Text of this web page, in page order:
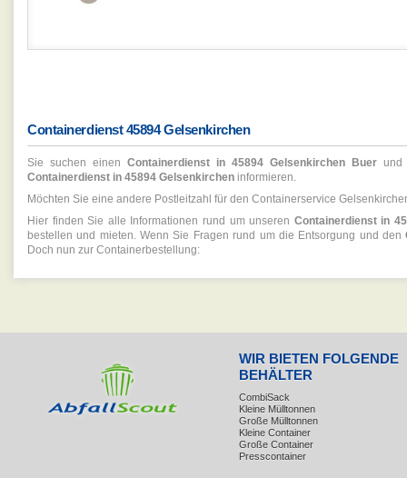
Containerdienst 45894 Gelsenkirchen
Sie suchen einen Containerdienst in 45894 Gelsenkirchen Buer und
Containerdienst in 45894 Gelsenkirchen informieren.
Möchten Sie eine andere Postleitzahl für den Containerservice
Hier finden Sie alle Informationen rund um unseren Containerdienst in
bestellen und mieten. Wenn Sie Fragen rund um die Entsorgung und den
Doch nun zur Containerbestellung:
WIR BIETEN FOLGENDE
BEHÄLTER
CombiSack
Kleine Mülltonnen
Große Mülltonnen
Kleine Container
Große Container
Presscontainer